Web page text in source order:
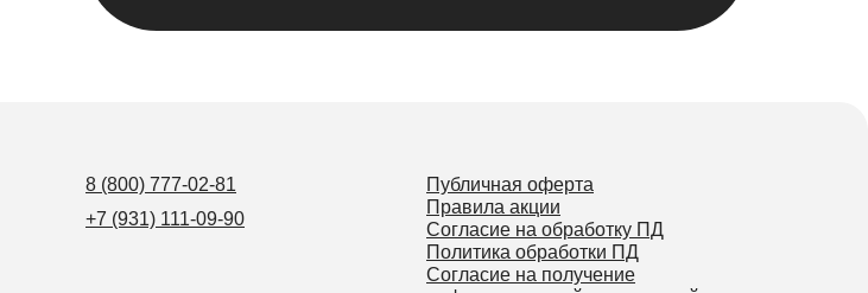
8 (800) 777-02-81
+7 (931) 111-09-90
Публичная оферта
Правила акции
Согласие на обработку ПД
Политика обработки ПД
Согласие на получение